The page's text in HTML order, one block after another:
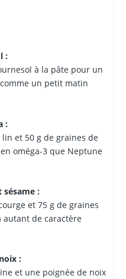
:
à la pâte pour un
un petit matin
:
et 50 g de graines de
oméga-3 que Neptune
sésame :
et 75 g de graines
de caractère
:
et une poignée de noix